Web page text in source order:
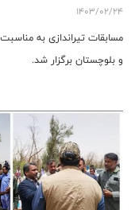
1403/02/24
مسابقات تیراندازی به
و بلوچستان برگزار شد.